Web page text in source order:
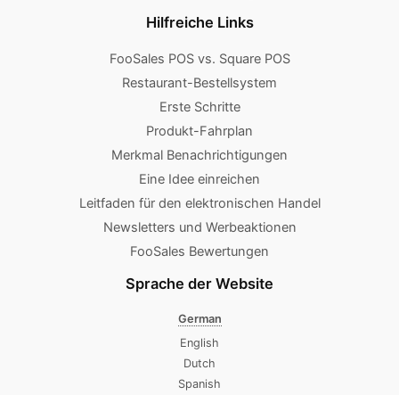
Hilfreiche Links
FooSales POS vs. Square POS
Restaurant-Bestellsystem
Erste Schritte
Produkt-Fahrplan
Merkmal Benachrichtigungen
Eine Idee einreichen
Leitfaden für den elektronischen Handel
Newsletters und Werbeaktionen
FooSales Bewertungen
Sprache der Website
German
English
Dutch
Spanish